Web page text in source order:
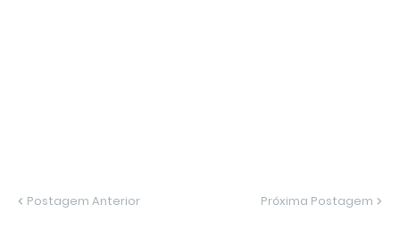
Postagem Anterior Próxima Postagem